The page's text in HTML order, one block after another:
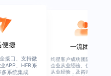
团队
队，由有多年
优秀培训机构
询公司从业经